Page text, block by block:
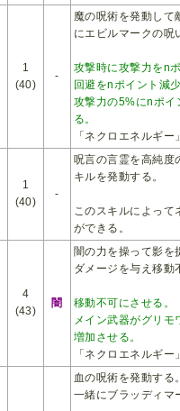
1
(40)
-
魔の呪術を発動して
にエビルマークの呪
攻撃時に攻撃力をn
回避をnポイント減
攻撃力の5%にnポイ
る。
「ネクロエネルギ
1
(40)
-
呪言の言霊を高純度
キルを発動する。
このスキルによって
ができる。
4
(43)
闇
闇の力を操って影を
ダメージを与え移動
移動不可にさせる。
メイン武器がグリ
増加させる。
「ネクロエネルギ
血の呪術を発動する
一緒にブラッディマ